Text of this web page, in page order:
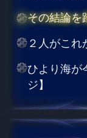
その結論を
２人がこれ
ひより海が
ジ】